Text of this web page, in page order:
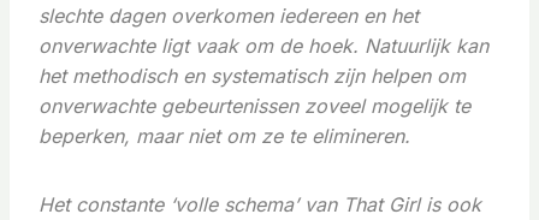
slechte dagen overkomen iedereen en het
onverwachte ligt vaak om de hoek. Natuurlijk kan
het methodisch en systematisch zijn helpen om
onverwachte gebeurtenissen zoveel mogelijk te
beperken, maar niet om ze te elimineren.
Het constante ‘volle schema’ van That Girl is ook